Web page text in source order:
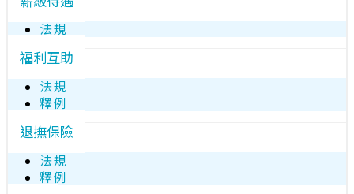
法規
福利互助
法規
釋例
退撫保險
法規
釋例